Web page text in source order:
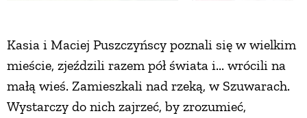
Kasia i Maciej Puszczyńscy poznali się w wielkim
mieście, zjeździli razem pół świata i... wrócili na
małą wieś. Zamieszkali nad rzeką, w Szuwarach.
Wystarczy do nich zajrzeć, by zrozumieć,